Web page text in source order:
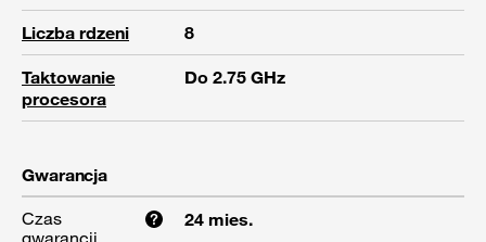
Liczba rdzeni 8
Taktowanie
procesora
Do 2.75 GHz
Gwarancja
Czas
gwarancji
24 mies.